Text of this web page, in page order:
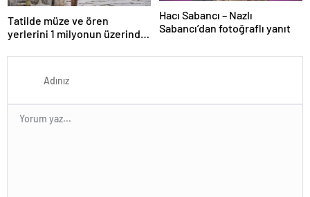
Tatilde müze ve ören
yerlerini 1 milyonun üzerinde
Hacı Sabancı – Nazlı
Sabancı’dan fotoğraflı yanıt